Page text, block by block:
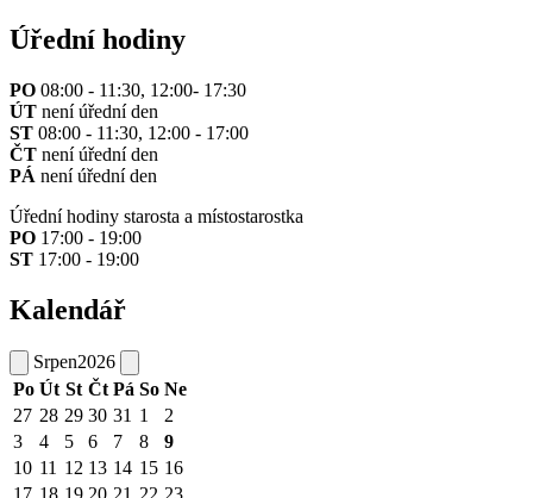
Úřední hodiny
PO 08:00 - 11:30, 12:00- 17:30
ÚT není úřední den
ST 08:00 - 11:30, 12:00 - 17:00
ČT není úřední den
PÁ není úřední den
Úřední hodiny starosta a místostarostka
PO 17:00 - 19:00
ST 17:00 - 19:00
Kalendář
Srpen2026
Po Út St Čt Pá So Ne
27 28 29 30 31 1
2
3
4 5 6 7 8
9
10 11 12 13 14 15 16
17 18 19 20 21 22 23